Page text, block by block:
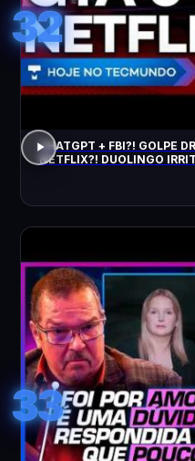
32
CHATGPT + FBI?! GOLPE
NETFLIX?! DUOLINGO
33